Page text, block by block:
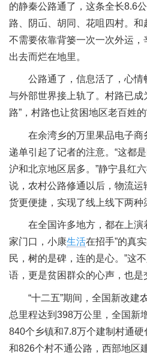
的静秦公路通了，这条全长8.6
路、阴屲、胡同、花咀四村。
不需要依靠背篓一次一次外运
出去而烂在地里。
公路通了，信息活了，心
与外部世界接上轨了。村路已成
路”，村路也让贫困地区老百姓的
在余湾乡的万里果品电子
递单引起了记者的注意。“这都
沪和北京地区居多。”静宁县红
说，农村公路修通以后，物流
货更便捷，实现了线上线下两种
在全国许多地方，都在上演
家门口，小康生活在招手”的真
民，树的是碑，连的是心。”这
语，更是贫困群众的心声，也是
“十二五”期间，全国新改建
总里程达到398万公里，全国新
840个乡镇和7.8万个建制村通
和826个村不通公路，西部地区